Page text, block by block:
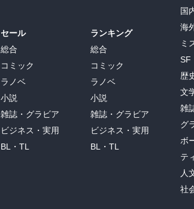
セール
総合
コミック
ラノベ
小説
雑誌・グラビア
ビジネス・実用
BL・TL
ランキング
総合
コミック
ラノベ
小説
雑誌・グラビア
ビジネス・実用
BL・TL
国
海
ミ
SF
歴
文
雑
グ
ボ
テ
人
社